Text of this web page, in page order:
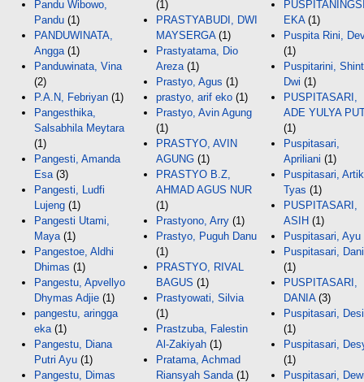
Pandu Wibowo,
Pandu (1)
PANDUWINATA,
Angga (1)
Panduwinata, Vina
(2)
P.A.N, Febriyan (1)
Pangesthika,
Salsabhila Meytara
(1)
Pangesti, Amanda
Esa (3)
Pangesti, Ludfi
Lujeng (1)
Pangesti Utami,
Maya (1)
Pangestoe, Aldhi
Dhimas (1)
Pangestu, Apvellyo
Dhymas Adjie (1)
pangestu, aringga
eka (1)
Pangestu, Diana
Putri Ayu (1)
Pangestu, Dimas
(1)
PRASTYABUDI, DWI
MAYSERGA(1)
Prastyatama, Dio
Areza (1)
Prastyo, Agus (1)
prastyo, arif eko (1)
Prastyo, Avin Agung
(1)
PRASTYO, AVIN
AGUNG (1)
PRASTYO B.Z,
AHMAD AGUS NUR
(1)
Prastyono, Arry (1)
Prastyo, Puguh Danu
(1)
PRASTYO, RIVAL
BAGUS (1)
Prastyowati, Silvia
(1)
Prastzuba, Falestin
Al-Zakiyah (1)
Pratama, Achmad
Riansyah Sanda (1)
EKA(1)
Puspita Rini,
(1)
Puspitarini,
Dwi (1)
PUSPITASARI,
ADE YULYA
(1)
Puspitasari,
Apriliani (1)
Puspitasari,
Tyas (1)
PUSPITASARI,
ASIH (1)
Puspitasari, Ayu
Puspitasari,
(1)
PUSPITASARI,
DANIA(3)
Puspitasari, Desi
(1)
Puspitasari,
(1)
Puspitasari,